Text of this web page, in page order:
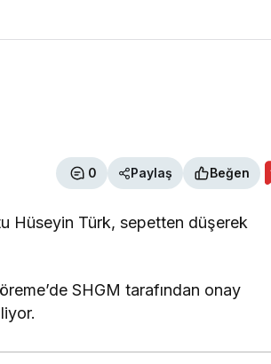
0 Paylaş Beğen
Hüseyin Türk, sepetten düşerek
SHGM tarafından onay